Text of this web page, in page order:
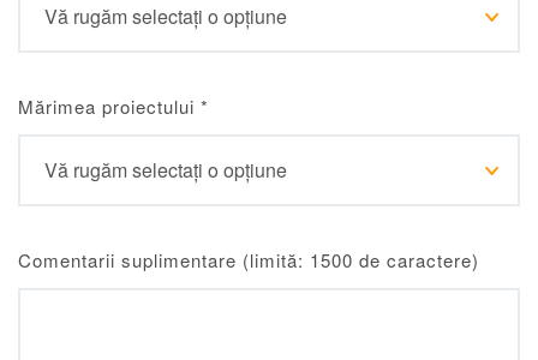
Mărimea proiectului *
Comentarii suplimentare (limită: 1500 de caractere)